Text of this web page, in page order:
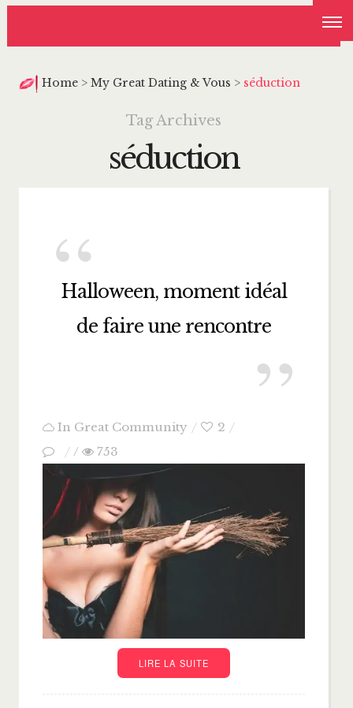
Home > My Great Dating & Vous > séduction
Tag Archives
séduction
Halloween, moment idéal
de faire une rencontre
In Great Community
2
/
753
LIRE LA SUITE